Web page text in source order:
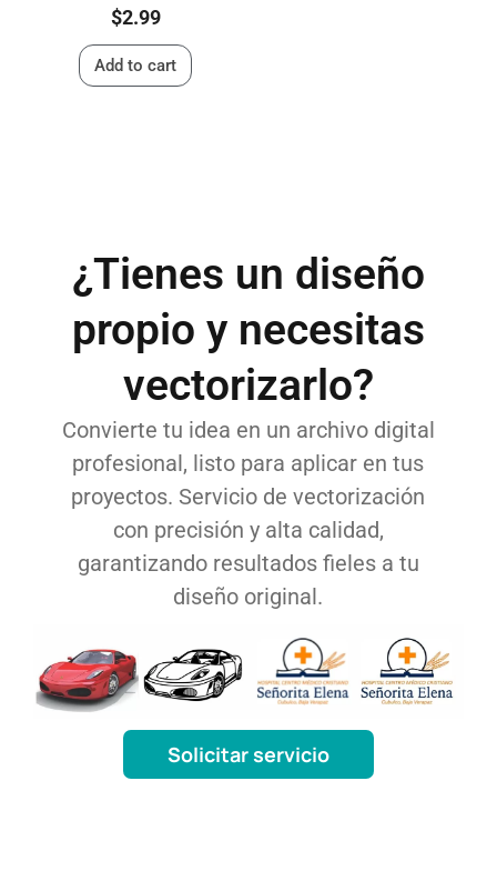
$2.99
Add to cart
¿Tienes un diseño
propio y necesitas
vectorizarlo?
Convierte tu idea en un archivo digital
profesional, listo para aplicar en tus
proyectos. Servicio de vectorización
con precisión y alta calidad,
garantizando resultados fieles a tu
diseño original.
Solicitar servicio